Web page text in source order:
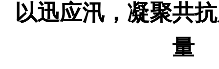
以迅应汛，凝聚共
量